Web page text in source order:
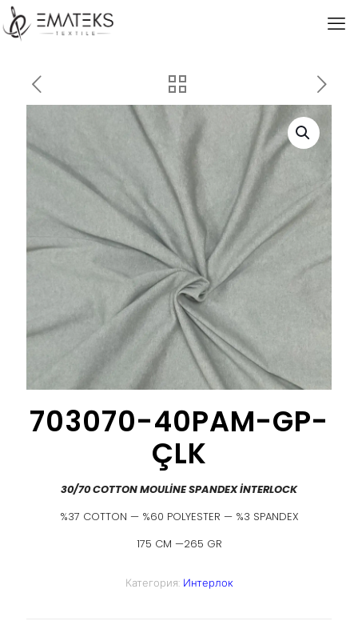
703070-40PAM-GP-
ÇLK
30/70 COTTON MOULİNE SPANDEX İNTERLOCK
%37 COTTON — %60 POLYESTER — %3 SPANDEX
175 CM —265 GR
Категория: Интерлок